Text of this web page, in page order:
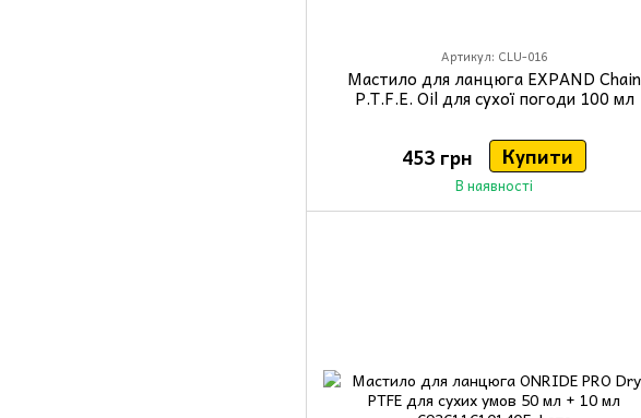
Артикул: CLU-016
Мастило для ланцюга EXPAND Chain
P.T.F.E. Oil для сухої погоди 100 мл
453 грн Купити
В наявності